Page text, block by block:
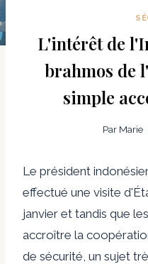
L'intérêt de
brahmos de
simple
Par Marie
Le président
effectué une visite
janvier et tandis que
accroître la
de sécurité, un sujet